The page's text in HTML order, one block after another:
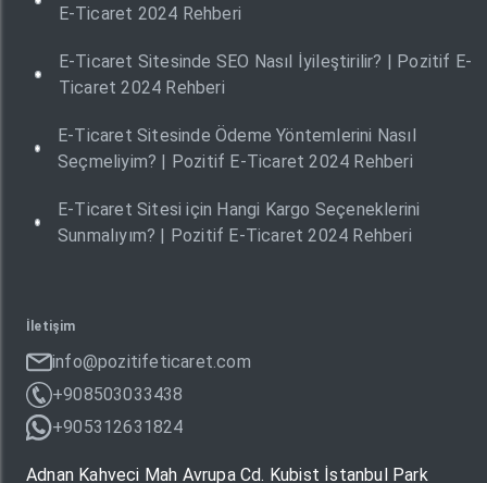
E-Ticaret 2024 Rehberi
E-Ticaret Sitesinde SEO Nasıl İyileştirilir? | Pozitif E-
Ticaret 2024 Rehberi
E-Ticaret Sitesinde Ödeme Yöntemlerini Nasıl
Seçmeliyim? | Pozitif E-Ticaret 2024 Rehberi
E-Ticaret Sitesi için Hangi Kargo Seçeneklerini
Sunmalıyım? | Pozitif E-Ticaret 2024 Rehberi
İletişim
info@pozitifeticaret.com
+908503033438
+905312631824
Adnan Kahveci Mah Avrupa Cd. Kubist İstanbul Park